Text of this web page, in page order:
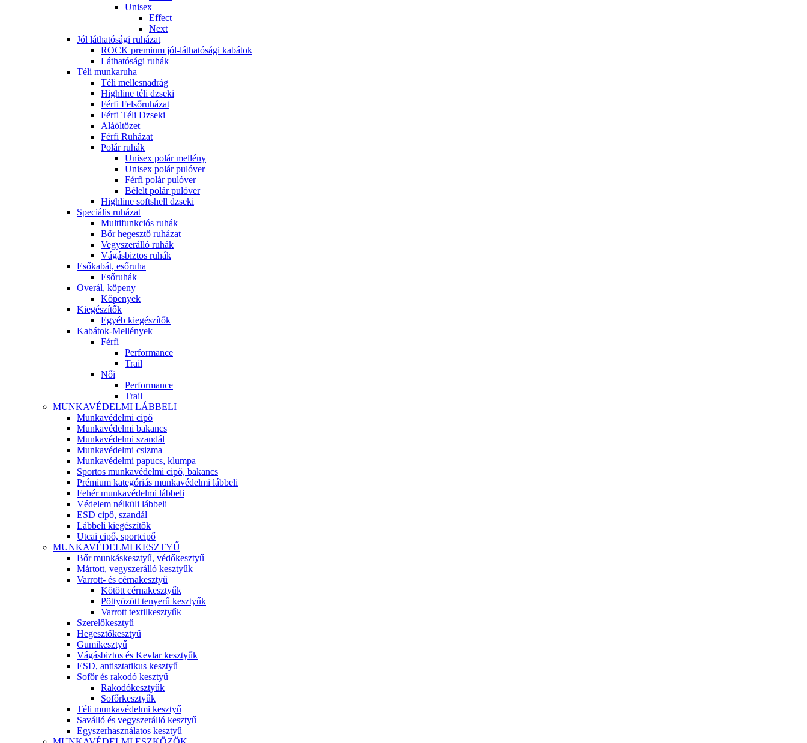
Unisex
Effect
Next
Jól láthatósági ruházat
ROCK premium jól-láthatósági kabátok
Láthatósági ruhák
Téli munkaruha
Téli mellesnadrág
Highline téli dzseki
Férfi Felsőruházat
Férfi Téli Dzseki
Aláöltözet
Férfi Ruházat
Polár ruhák
Unisex polár mellény
Unisex polár pulóver
Férfi polár pulóver
Bélelt polár pulóver
Highline softshell dzseki
Speciális ruházat
Multifunkciós ruhák
Bőr hegesztő ruházat
Vegyszerálló ruhák
Vágásbiztos ruhák
Esőkabát, esőruha
Esőruhák
Overál, köpeny
Köpenyek
Kiegészítők
Egyéb kiegészítők
Kabátok-Mellények
Férfi
Performance
Trail
Női
Performance
Trail
MUNKAVÉDELMI LÁBBELI
Munkavédelmi cipő
Munkavédelmi bakancs
Munkavédelmi szandál
Munkavédelmi csizma
Munkavédelmi papucs, klumpa
Sportos munkavédelmi cipő, bakancs
Prémium kategóriás munkavédelmi lábbeli
Fehér munkavédelmi lábbeli
Védelem nélküli lábbeli
ESD cipő, szandál
Lábbeli kiegészítők
Utcai cipő, sportcipő
MUNKAVÉDELMI KESZTYŰ
Bőr munkáskesztyű, védőkesztyű
Mártott, vegyszerálló kesztyűk
Varrott- és cérnakesztyű
Kötött cérnakesztyűk
Pöttyözött tenyerű kesztyűk
Varrott textilkesztyűk
Szerelőkesztyű
Hegesztőkesztyű
Gumikesztyű
Vágásbiztos és Kevlar kesztyűk
ESD, antisztatikus kesztyű
Sofőr és rakodó kesztyű
Rakodókesztyűk
Sofőrkesztyűk
Téli munkavédelmi kesztyű
Saválló és vegyszerálló kesztyű
Egyszerhasználatos kesztyű